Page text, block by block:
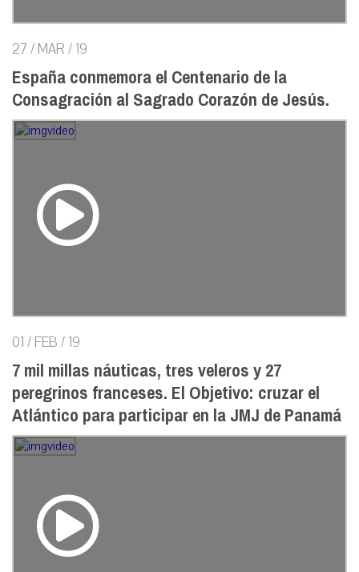
27 / MAR / 19
España conmemora el Centenario de la
Consagración al Sagrado Corazón de Jesús.
01 / FEB / 19
7 mil millas náuticas, tres veleros y 27
peregrinos franceses. El Objetivo: cruzar el
Atlántico para participar en la JMJ de Panamá